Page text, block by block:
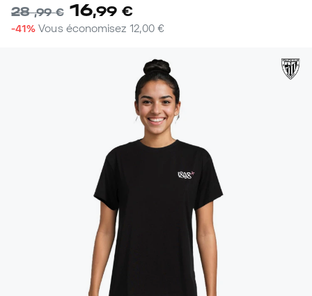
28,99 € 16,99 €
-41% Vous économisez 12,00 €